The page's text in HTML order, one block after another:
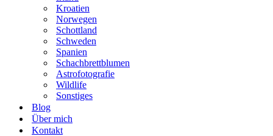
Kroatien
Norwegen
Schottland
Schweden
Spanien
Schachbrettblumen
Astrofotografie
Wildlife
Sonstiges
Blog
Über mich
Kontakt